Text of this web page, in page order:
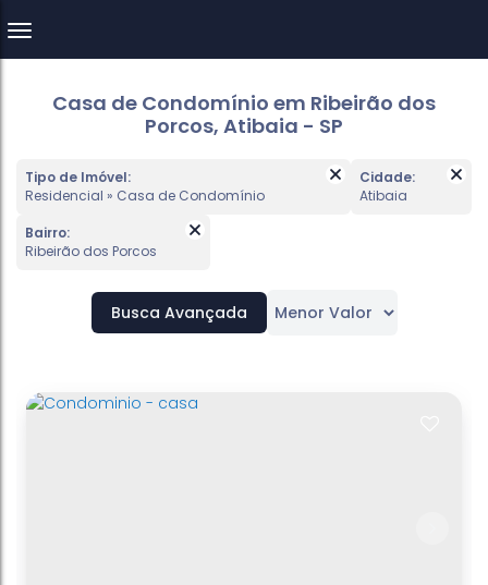
Casa de Condomínio em Ribeirão dos
Porcos, Atibaia - SP
Tipo de Imóvel:
Residencial » Casa de Condomínio
Cidade:
Atibaia
Bairro:
Ribeirão dos Porcos
Busca Avançada